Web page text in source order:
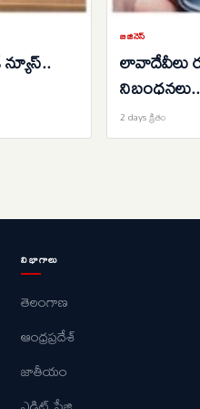
బిజినెస్
లావాదేవీలు
నిబంధనలు..
2 days క్రితం
విభాగాలు
తెలంగాణ
ఆంధ్రప్రదేశ్
జాతీయం